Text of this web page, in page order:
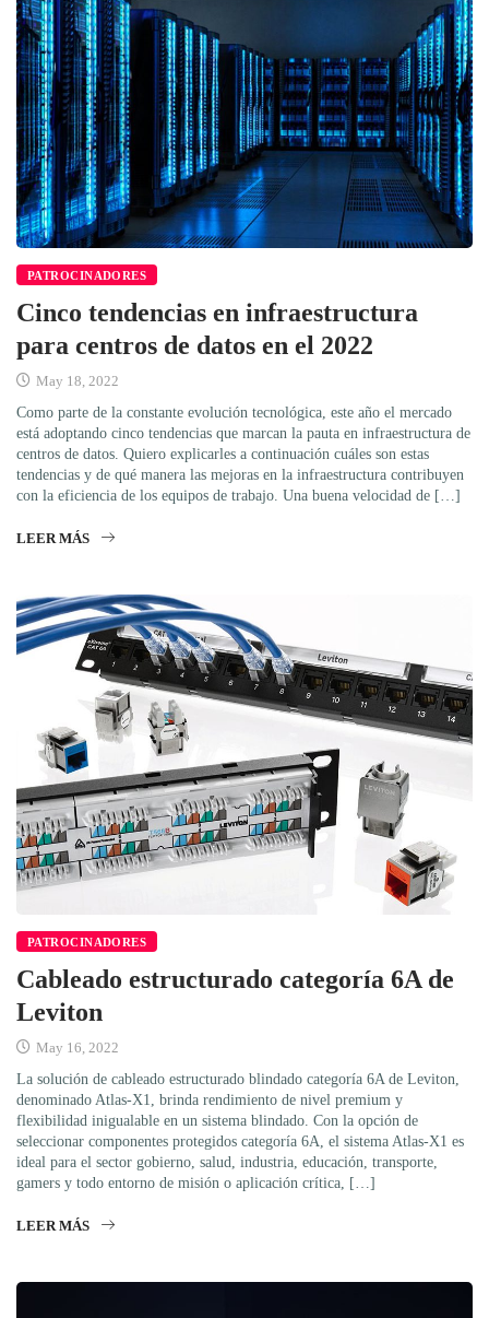
PATROCINADORES
Cinco tendencias en infraestructura
para centros de datos en el 2022
May 18, 2022
Como parte de la constante evolución tecnológica, este año el mercado
está adoptando cinco tendencias que marcan la pauta en infraestructura de
centros de datos. Quiero explicarles a continuación cuáles son estas
tendencias y de qué manera las mejoras en la infraestructura contribuyen
con la eficiencia de los equipos de trabajo. Una buena velocidad de […]
LEER MÁS
PATROCINADORES
Cableado estructurado categoría 6A de
Leviton
May 16, 2022
La solución de cableado estructurado blindado categoría 6A de Leviton,
denominado Atlas-X1, brinda rendimiento de nivel premium y
flexibilidad inigualable en un sistema blindado. Con la opción de
seleccionar componentes protegidos categoría 6A, el sistema Atlas-X1 es
ideal para el sector gobierno, salud, industria, educación, transporte,
gamers y todo entorno de misión o aplicación crítica, […]
LEER MÁS